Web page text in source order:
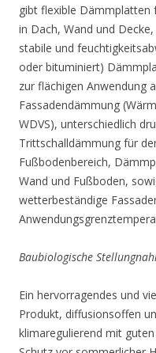
gibt flexible Dämmplatten
in Dach, Wand und Decke,
stabile und
oder bituminiert)
zur flächigen Anwendung
Fassadendämmung
WDVS), unterschiedlich
Trittschalldämmung für
Fußbodenbereich,
Wand und Fußboden,
wetterbeständige
Baubiologische
Ein hervorragendes und
Produkt, diffusionsoffen
klimaregulierend mit